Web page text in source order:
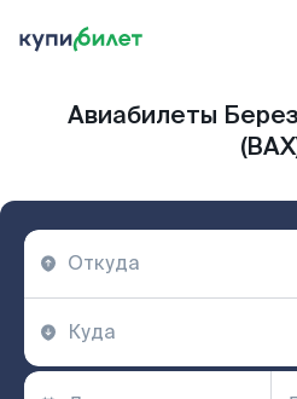
Авиабилеты